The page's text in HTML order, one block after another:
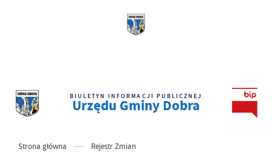
BIULETYN INFORMACJI PUBLICZNEJ
Urzędu Gminy Dobra
Strona główna Rejestr Zmian